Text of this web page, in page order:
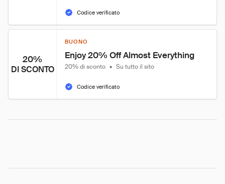
Codice verificato
20%
DI SCONTO
BUONO
Enjoy 20% Off Almost Everything
20% di sconto • Su tutto il sito
Codice verificato